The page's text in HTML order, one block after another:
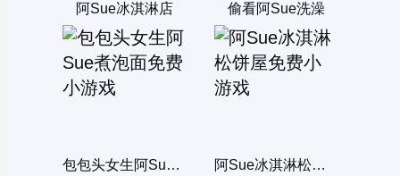
阿Sue冰淇淋店 偷看阿Sue洗澡
包包头女生阿Sue煮泡面 阿Sue冰淇淋松饼屋